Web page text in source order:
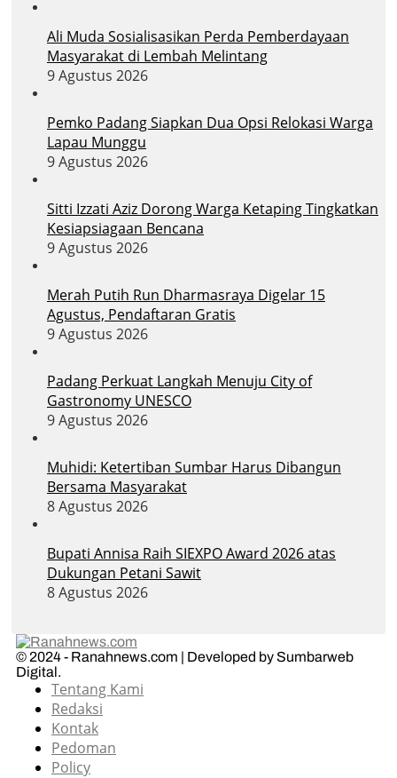
Ali Muda Sosialisasikan Perda Pemberdayaan
Masyarakat di Lembah Melintang
9 Agustus 2026
Pemko Padang Siapkan Dua Opsi Relokasi Warga
Lapau Munggu
9 Agustus 2026
Sitti Izzati Aziz Dorong Warga Ketaping Tingkatkan
Kesiapsiagaan Bencana
9 Agustus 2026
Merah Putih Run Dharmasraya Digelar 15
Agustus, Pendaftaran Gratis
9 Agustus 2026
Padang Perkuat Langkah Menuju City of
Gastronomy UNESCO
9 Agustus 2026
Muhidi: Ketertiban Sumbar Harus Dibangun
Bersama Masyarakat
8 Agustus 2026
Bupati Annisa Raih SIEXPO Award 2026 atas
Dukungan Petani Sawit
8 Agustus 2026
© 2024 - Ranahnews.com | Developed by Sumbarweb
Digital.
Tentang Kami
Redaksi
Kontak
Pedoman
Policy